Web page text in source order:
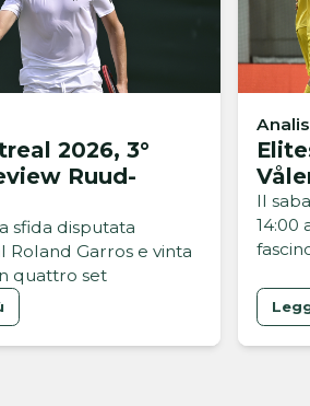
2026, 3°
Ruud-
sfida disputata
Roland Garros e vinta
quattro set
Il
14:00